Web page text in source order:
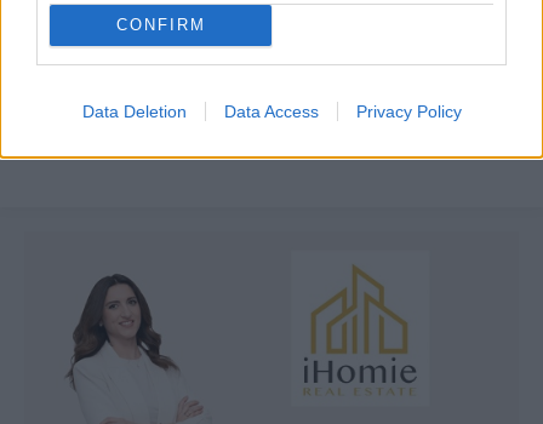
CONFIRM
Data Deletion Data Access Privacy Policy